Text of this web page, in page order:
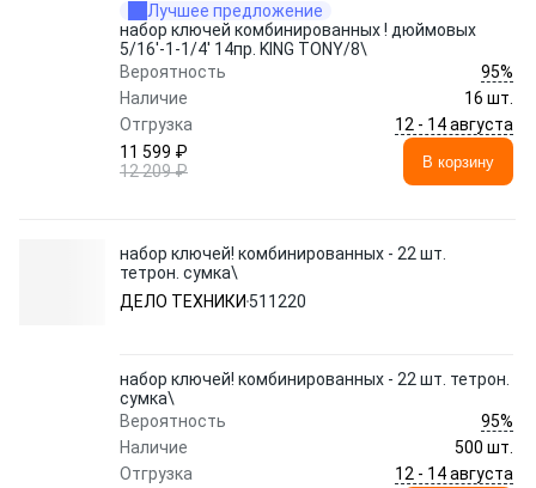
Лучшее предложение
набор ключей комбинированных ! дюймовых
5/16'-1-1/4' 14пр. KING TONY/8\
Вероятность
95%
Наличие
16 шт.
Отгрузка
12 - 14 августа
11 599 ₽
12 209 ₽
В корзину
набор ключей! комбинированных - 22 шт.
тетрон. сумка\
ДЕЛО ТЕХНИКИ 511220
набор ключей! комбинированных - 22 шт. тетрон.
сумка\
Вероятность
95%
Наличие
500 шт.
Отгрузка
12 - 14 августа